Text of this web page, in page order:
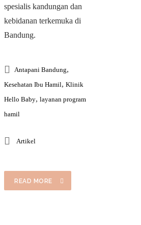
spesialis kandungan dan
kebidanan terkemuka di
Bandung.
Antapani Bandung,
Kesehatan Ibu Hamil, Klinik
Hello Baby, layanan program
hamil
Artikel
READ MORE